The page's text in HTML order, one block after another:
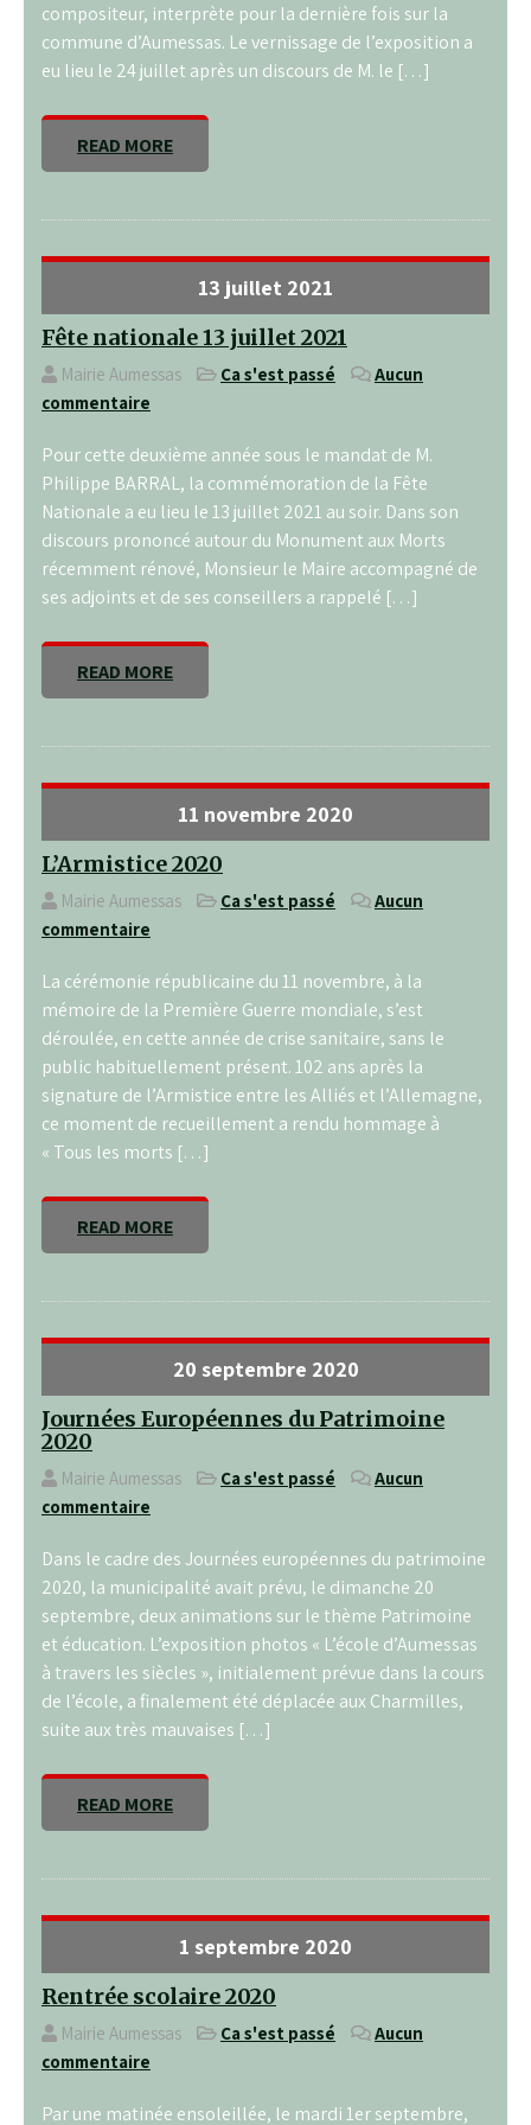
compositeur, interprète pour la dernière fois sur la
commune d’Aumessas. Le vernissage de l’exposition a
eu lieu le 24 juillet après un discours de M. le […]
READ MORE
13 juillet 2021
Fête nationale 13 juillet 2021
Mairie Aumessas Ça s'est passé
Aucun
commentaire
Pour cette deuxième année sous le mandat de M.
Philippe BARRAL, la commémoration de la Fête
Nationale a eu lieu le 13 juillet 2021 au soir. Dans son
discours prononcé autour du Monument aux Morts
récemment rénové, Monsieur le Maire accompagné de
ses adjoints et de ses conseillers a rappelé […]
READ MORE
11 novembre 2020
L’Armistice 2020
Mairie Aumessas Ça s'est passé
Aucun
commentaire
La cérémonie républicaine du 11 novembre, à la
mémoire de la Première Guerre mondiale, s’est
déroulée, en cette année de crise sanitaire, sans le
public habituellement présent. 102 ans après la
signature de l’Armistice entre les Alliés et l’Allemagne,
ce moment de recueillement a rendu hommage à
« Tous les morts […]
READ MORE
20 septembre 2020
Journées Européennes du Patrimoine
2020
Mairie Aumessas Ça s'est passé
Aucun
commentaire
Dans le cadre des Journées européennes du patrimoine
2020, la municipalité avait prévu, le dimanche 20
septembre, deux animations sur le thème Patrimoine
et éducation. L’exposition photos « L’école d’Aumessas
à travers les siècles », initialement prévue dans la cours
de l’école, a finalement été déplacée aux Charmilles,
suite aux très mauvaises […]
READ MORE
1 septembre 2020
Rentrée scolaire 2020
Mairie Aumessas Ça s'est passé
Aucun
commentaire
Par une matinée ensoleillée, le mardi 1er septembre,